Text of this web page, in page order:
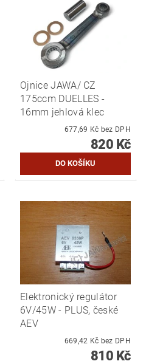
Ojnice JAWA/ CZ
175ccm DUELLES -
16mm jehlová klec
677,69 Kč bez DPH
820 Kč
Elektronický regulátor
6V/45W - PLUS, české
AEV
669,42 Kč bez DPH
810 Kč